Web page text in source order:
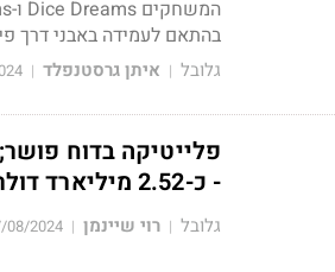
בהתאם לעמידה באבני דרך
גלובל | איתן גרסטנפלד |
- כ-2.52 מיליארד דולר
גלובל | רוי שיינמן |
08/2024